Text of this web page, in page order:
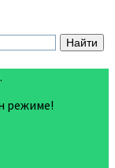
режиме!